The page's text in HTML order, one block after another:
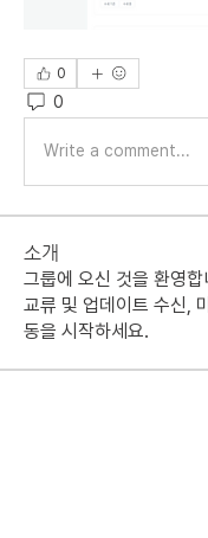
0
0
Write a comment...
소개
그룹에 오신 것을 환영합
교류 및 업데이트 수신,
동을 시작하세요.